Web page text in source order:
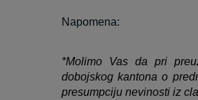
Napomena:
*Molimo Vas da pri
dobojskog kantona o
presumpciju nevinosti iz